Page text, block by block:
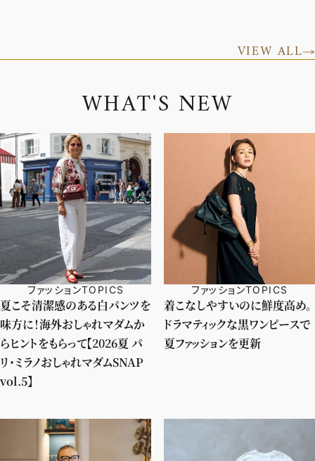
VIEW ALL
WHAT'S NEW
ファッションTOPICS
夏こそ清潔感のある白パンツを
味方に！海外おしゃれマダムか
らヒントをもらって【2026夏 パ
リ・ミラノおしゃれマダムSNAP
vol.5】
ファッションTOPICS
着こなしやすいのに鮮度高め。
ドラマティックな黒ワンピースで
夏ファッションを更新